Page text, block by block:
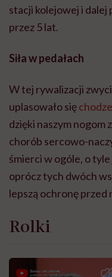
stacji kolejowej i
przez 5 lat.
Siła w pedałach
W tej rywalizacji
uplasowało się
dzięki naszym nogom
chorób sercowo-
śmierci w ogóle, o
oprócz tych dwóch
lepszą ochronę
Rolki